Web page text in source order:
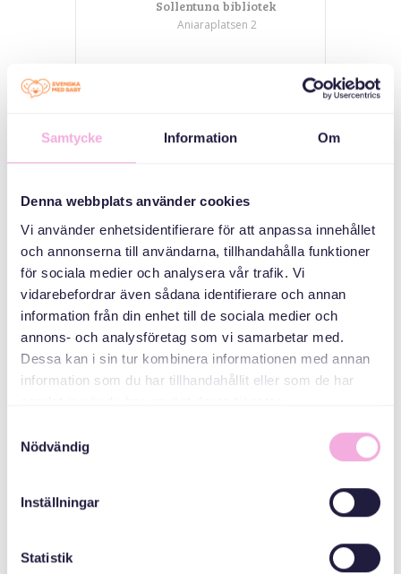
Samtycke Information Om
Denna webbplats använder cookies
Vi använder enhetsidentifierare för att anpassa innehållet
och annonserna till användarna, tillhandahålla funktioner
för sociala medier och analysera vår trafik. Vi
vidarebefordrar även sådana identifierare och annan
information från din enhet till de sociala medier och
annons- och analysföretag som vi samarbetar med.
Dessa kan i sin tur kombinera informationen med annan
information som du har tillhandahållit eller som de har
Nödvändig
Inställningar
Statistik
Sollentuna bibliotek
Aniaraplatsen 2
Meetings for
ORGANIZER
bokningen@svenskamedbaby.se